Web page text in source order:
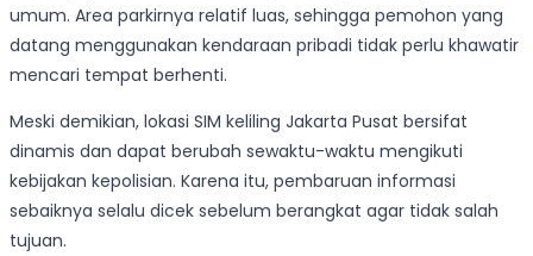
umum. Area parkirnya relatif luas, sehingga pemohon yang
datang menggunakan kendaraan pribadi tidak perlu khawatir
mencari tempat berhenti.
Meski demikian, lokasi SIM keliling Jakarta Pusat bersifat
dinamis dan dapat berubah sewaktu-waktu mengikuti
kebijakan kepolisian. Karena itu, pembaruan informasi
sebaiknya selalu dicek sebelum berangkat agar tidak salah
tujuan.